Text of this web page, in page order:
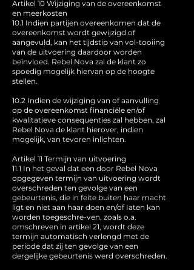
Artikel 10 Wijziging van de overeenkomst
en meerkosten
10.1 Indien partijen overeenkomen dat de
overeenkomst wordt gewijzigd of
aangevuld, kan het tijdstip van vol-tooiing
van de uitvoering daardoor worden
beïnvloed. Rebel Nova zal de klant zo
spoedig mogelijk hiervan op de hoogte
stellen.
10.2 Indien de wijziging van of aanvulling
op de overeenkomst financiële en/of
kwalitatieve consequenties zal hebben, zal
Rebel Nova de klant hierover, indien
mogelijk, van tevoren inlichten.
Artikel 11 Termijn van uitvoering
11.1 In het geval dat een door Rebel Nova
opgegeven termijn van uitvoering wordt
overschreden ten gevolge van een
gebeurtenis, die in feite buiten haar macht
ligt en niet aan haar doen en/of Iaten kan
worden toegeschre-ven, zoals o.a.
omschreven in artikel 21, wordt deze
termijn automatisch verlengd met de
periode dat zij ten gevolge van een
dergelijke gebeurtenis werd overschreden.